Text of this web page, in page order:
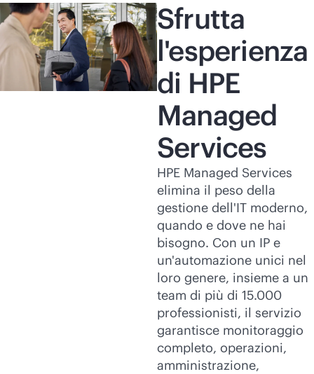
Sfrutta
l'esperienza
di HPE
Managed
Services
HPE Managed Services
elimina il peso della
gestione dell'IT moderno,
quando e dove ne hai
bisogno. Con un IP e
un'automazione unici nel
loro genere, insieme a un
team di più di 15.000
professionisti, il servizio
garantisce monitoraggio
completo, operazioni,
amministrazione,